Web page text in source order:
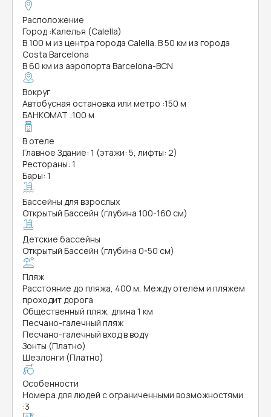
Расположение
Город :Калелья (Calella)
В 100 м из центра города Calella. В 50 км из города
Costa Barcelona
В 60 км из аэропорта Barcelona-BCN
Вокруг
Автобусная остановка или метро :150 м
БАНКОМАТ :100 м
В отеле
Главное Здание: 1 (этажи: 5, лифты: 2)
Рестораны: 1
Бары: 1
Бассейны для взрослых
Открытый Бассейн (глубина 100-160 см)
Детские бассейны
Открытый Бассейн (глубина 0-50 см)
Пляж
Расстояние до пляжа, 400 м, Между отелем и пляжем
проходит дорога
Общественный пляж, длина 1 км
Песчано-галечный пляж
Песчано-галечный вход в воду
Зонты (Платно)
Шезлонги (Платно)
Особенности
Номера для людей с ограниченными возможностями
:3